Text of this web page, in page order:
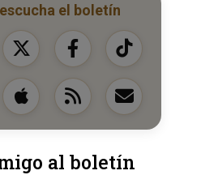
el boletín
al boletín